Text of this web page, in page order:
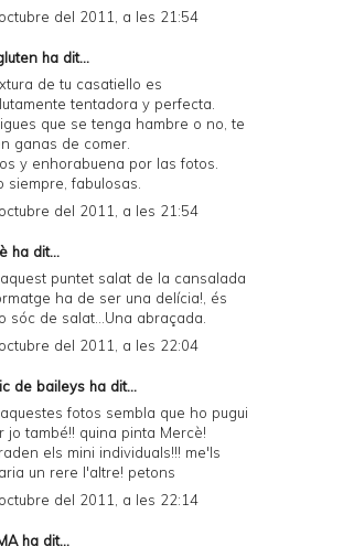
del 2011, a les 21:54
ha dit...
de tu casatiello es
tentadora y perfecta.
que se tenga hambre o no, te
ganas de comer.
y enhorabuena por las fotos.
siempre, fabulosas.
del 2011, a les 21:54
ha dit...
puntet salat de la cansalada
ha de ser una delícia!, és
sóc de salat...Una abraçada.
del 2011, a les 22:04
de baileys ha dit...
fotos sembla que ho pugui
jo també!! quina pinta Mercè!
els mini individuals!!! me'ls
un rere l'altre! petons
del 2011, a les 22:14
ha dit...